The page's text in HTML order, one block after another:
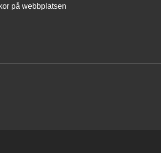
på webbplatsen